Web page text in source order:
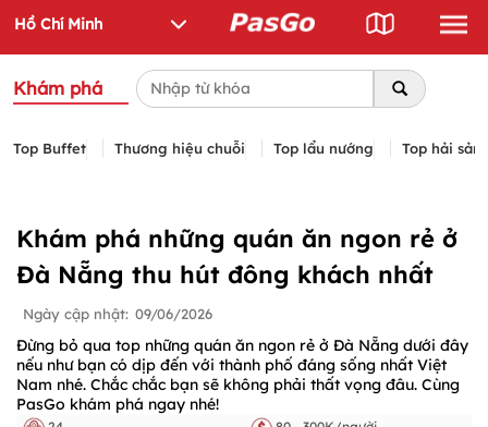
Khám phá
Top Buffet Thương hiệu chuỗi Top lẩu nướng Top hải sản
Khám phá những quán ăn ngon rẻ ở
Đà Nẵng thu hút đông khách nhất
Ngày cập nhật: 09/06/2026
Đừng bỏ qua top những quán ăn ngon rẻ ở Đà Nẵng dưới đây
nếu như bạn có dịp đến với thành phố đáng sống nhất Việt
Nam nhé. Chắc chắc bạn sẽ không phải thất vọng đâu. Cùng
PasGo khám phá ngay nhé!